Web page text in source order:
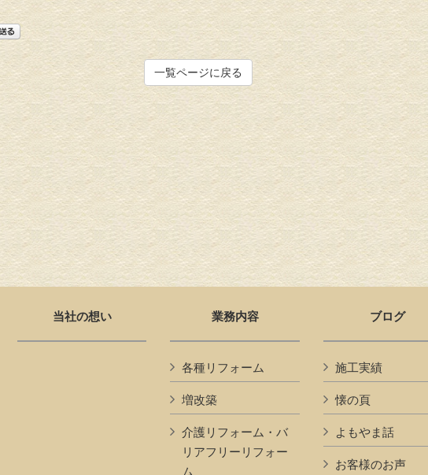
一覧ページに戻る
当社の想い 業務内容
各種リフォーム
増改築
介護リフォーム・バ
リアフリーリフォー
ム
ブログ
施工実績
懐の頁
よもやま話
お客様のお声